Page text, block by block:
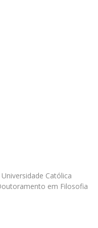
Católica
em Filosofia